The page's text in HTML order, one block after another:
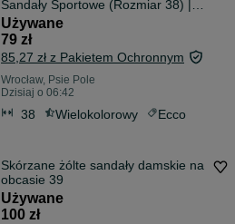
Sandały Sportowe (Rozmiar 38) |
Stan Świetny!
Używane
79 zł
85,27 zł z Pakietem Ochronnym
Wrocław, Psie Pole
Dzisiaj o 06:42
38 Wielokolorowy Ecco
Skórzane żólte sandały damskie na
obcasie 39
Używane
100 zł